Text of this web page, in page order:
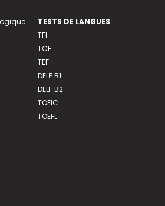
TESTS DE LANGUES
TFI
TCF
TEF
DELF B1
DELF B2
TOEIC
TOEFL